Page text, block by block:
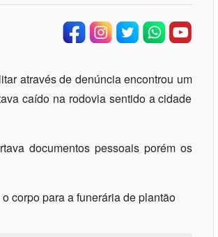
através de denúncia encontrou um
caído na rodovia sentido a cidade
documentos pessoais porém os
corpo para a funerária de plantão